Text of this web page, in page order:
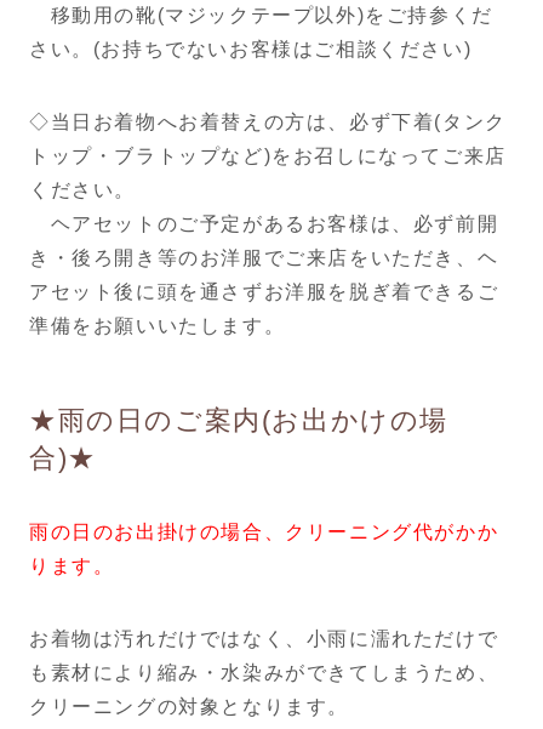
移動用の靴(マジックテープ以外)をご持参くだ
さい。(お持ちでないお客様はご相談ください)
◇当日お着物へお着替えの方は、必ず下着(タンク
トップ・ブラトップなど)をお召しになってご来店
ください。
ヘアセットのご予定があるお客様は、必ず前開
き・後ろ開き等のお洋服でご来店をいただき、ヘ
アセット後に頭を通さずお洋服を脱ぎ着できるご
準備をお願いいたします。
★雨の日のご案内(お出かけの場
合)★
雨の日のお出掛けの場合、クリーニング代がかか
ります。
お着物は汚れだけではなく、小雨に濡れただけで
も素材により縮み・水染みができてしまうため、
クリーニングの対象となります。